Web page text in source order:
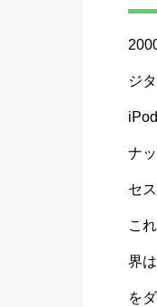
ジ
ナ
セ
こ
界
を